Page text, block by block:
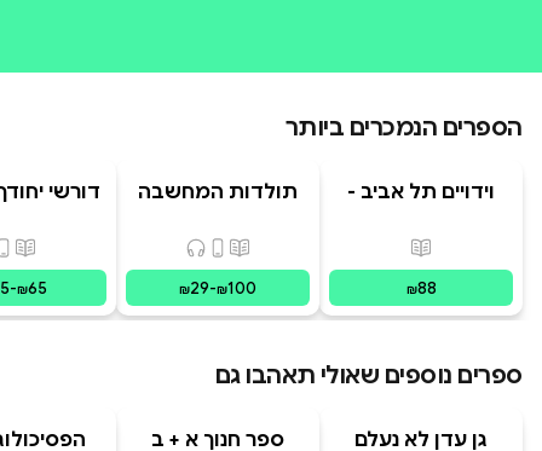
הספרים הנמכרים ביותר
וידויים תל אביב -
פורמטים זמינים
מודפס
₪88
תולדות המחשבה
פורמטים זמינים
מודפס,
₪29-₪100
דורשי
-₪65
ספרים נוספים שאולי תאהבו גם
גן עדן לא נעלם ספר חנוך א + ב